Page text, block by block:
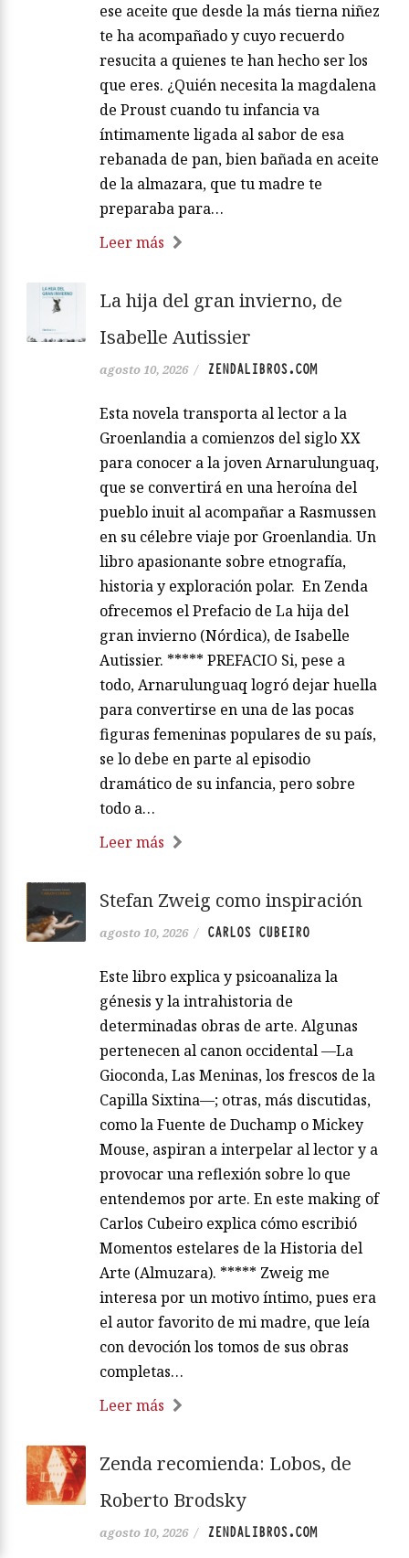
ese aceite que desde la más tierna niñez
te ha acompañado y cuyo recuerdo
resucita a quienes te han hecho ser los
que eres. ¿Quién necesita la magdalena
de Proust cuando tu infancia va
íntimamente ligada al sabor de esa
rebanada de pan, bien bañada en aceite
de la almazara, que tu madre te
preparaba para…
Leer más
La hija del gran invierno, de
Isabelle Autissier
agosto 10, 2026 / ZENDALIBROS.COM
Esta novela transporta al lector a la
Groenlandia a comienzos del siglo XX
para conocer a la joven Arnarulunguaq,
que se convertirá en una heroína del
pueblo inuit al acompañar a Rasmussen
en su célebre viaje por Groenlandia. Un
libro apasionante sobre etnografía,
historia y exploración polar. En Zenda
ofrecemos el Prefacio de La hija del
gran invierno (Nórdica), de Isabelle
Autissier. ***** PREFACIO Si, pese a
todo, Arnarulunguaq logró dejar huella
para convertirse en una de las pocas
figuras femeninas populares de su país,
se lo debe en parte al episodio
dramático de su infancia, pero sobre
todo a…
Leer más
Stefan Zweig como inspiración
agosto 10, 2026 / CARLOS CUBEIRO
Este libro explica y psicoanaliza la
génesis y la intrahistoria de
determinadas obras de arte. Algunas
pertenecen al canon occidental —La
Gioconda, Las Meninas, los frescos de la
Capilla Sixtina—; otras, más discutidas,
como la Fuente de Duchamp o Mickey
Mouse, aspiran a interpelar al lector y a
provocar una reflexión sobre lo que
entendemos por arte. En este making of
Carlos Cubeiro explica cómo escribió
Momentos estelares de la Historia del
Arte (Almuzara). ***** Zweig me
interesa por un motivo íntimo, pues era
el autor favorito de mi madre, que leía
con devoción los tomos de sus obras
completas…
Leer más
Zenda recomienda: Lobos, de
Roberto Brodsky
agosto 10, 2026 / ZENDALIBROS.COM